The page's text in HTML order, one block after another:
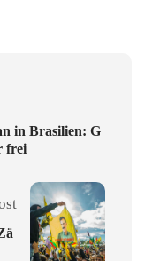
in Brasilien: G
frei